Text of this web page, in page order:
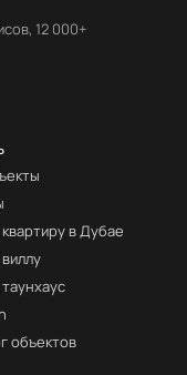
12 000+
квартиру в Дубае
объектов